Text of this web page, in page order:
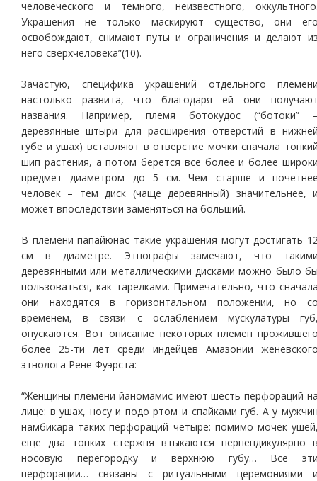
человеческого и темного, неизвестного,
Украшения не только маскируют существо, они
освобождают, снимают путы и ограничения и делают
него сверхчеловека”(10).
Зачастую, специфика украшений отдельного
настолько развита, что благодаря ей они
названия. Например, племя ботокудос (“ботоки”
деревянные штыри для расширения отверстий в
губе и ушах) вставляют в отверстие мочки сначала
шип растения, а потом берется все более и более
предмет диаметром до 5 см. Чем старше и
человек – тем диск (чаще деревянный) значительнее,
может впоследствии заменяться на больший.
В племени папайюнас такие украшения могут достигать
см в диаметре. Этнографы замечают, что
деревянными или металлическими дисками можно было
пользоваться, как тарелками. Примечательно, что
они находятся в горизонтальном положении, но
временем, в связи с ослаблением мускулатуры
опускаются. Вот описание некоторых племен
более 25-ти лет среди индейцев Амазонии
этнолога Рене Фуэрста:
“Женщины племени йаномамис имеют шесть перфораций
лице: в ушах, носу и подо ртом и спайками губ. А у
намбикара таких перфораций четыре: помимо мочек
еще два тонких стержня втыкаются перпендикулярно
носовую перегородку и верхнюю губу… Все
перфорации… связаны с ритуальными церемониями